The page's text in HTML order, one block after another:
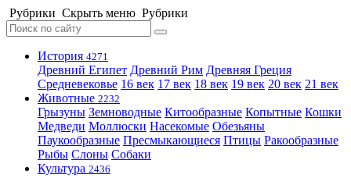
Рубрики Скрыть меню Рубрики
История 4271
Древний Египет Древний Рим Древняя Греция
Средневековье 16 век 17 век 18 век 19 век 20 век 21 век
Животные 2232
Грызуны Земноводные Китообразные Копытные Кошки
Медведи Моллюски Насекомые Обезьяны
Паукообразные Пресмыкающиеся Птицы Ракообразные
Рыбы Слоны Собаки
Культура 2436